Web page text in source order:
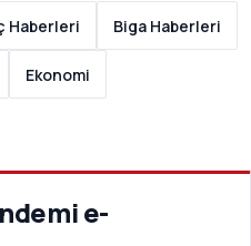
Haberleri Biga Haberleri
Ekonomi
e-